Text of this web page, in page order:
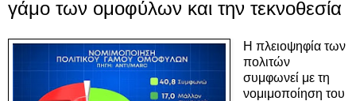
γάμο των ομοφύλων και την τεκνοθεσία
Η πλειοψηφία των
πολιτών
συμφωνεί με τη
νομιμοποίηση του